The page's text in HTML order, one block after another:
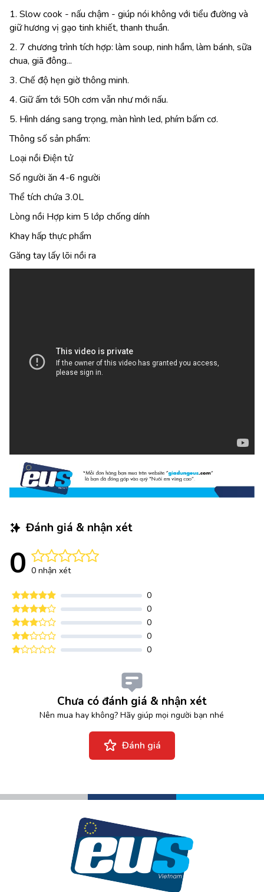
1. Slow cook - nấu chậm - giúp nói không với tiểu đường và
giữ hương vị gạo tinh khiết, thanh thuần.
2. 7 chương trình tích hợp: làm soup, ninh hầm, làm bánh, sữa
chua, giã đông...
3. Chế độ hẹn giờ thông minh.
4. Giữ ấm tới 50h cơm vẫn như mới nấu.
5. Hình dáng sang trọng, màn hình led, phím bấm cơ.
Thông số sản phẩm:
Loại nồi Điện tử
Số người ăn 4-6 người
Thể tích chứa 3.0L
Lòng nồi Hợp kim 5 lớp chống dính
Khay hấp thực phẩm
Găng tay lấy lõi nồi ra
Đánh giá & nhận xét
0 0 nhận xét
0
0
0
0
0
Chưa có đánh giá & nhận xét
Nên mua hay không? Hãy giúp mọi người bạn nhé
Đánh giá